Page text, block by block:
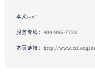
本文tag：
服务专线： 400-995-7728
本页链接： http://